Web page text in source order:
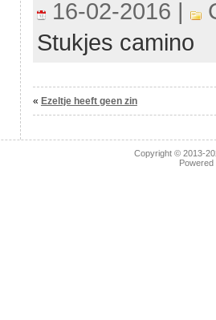
16-02-2016 |
Stukjes camino
« Ezeltje heeft geen zin
Copyright © 2013-